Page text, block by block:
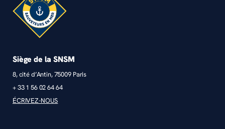
Siège de la SNSM
8, cité d’Antin, 75009 Paris
+ 33 1 56 02 64 64
ÉCRIVEZ-NOUS